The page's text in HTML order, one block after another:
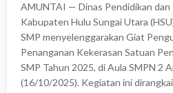
AMUNTAI — Dinas Pendidikan dan
Kabupaten Hulu Sungai Utara
SMP menyelenggarakan Giat
Penanganan Kekerasan Satuan
SMP Tahun 2025, di Aula SMPN 2
(16/10/2025). Kegiatan ini